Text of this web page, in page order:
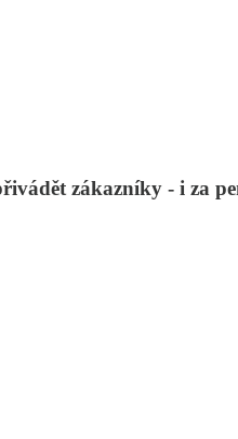
zákazníky - i za